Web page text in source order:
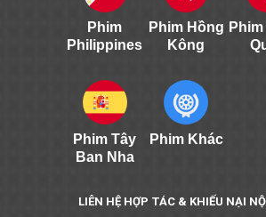
Phim
Philippines
Phim Hồng
Kông
Phim Tây
Ban Nha
Phim Khác
LIÊN HỆ HỢP TÁC & KHIẾU NẠI